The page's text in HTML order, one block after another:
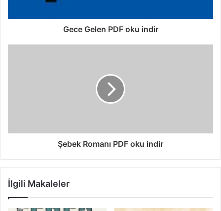
Gece Gelen PDF oku indir
Şebek Romanı PDF oku indir
İlgili Makaleler